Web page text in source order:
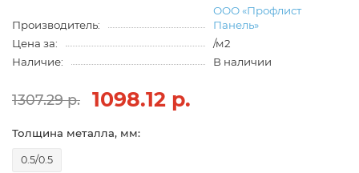
Производитель:
ООО «Профлист
Панель»
Цена за:
/м2
Наличие:
В наличии
1307.29 р. 1098.12 р.
Толщина металла, мм:
0.5/0.5